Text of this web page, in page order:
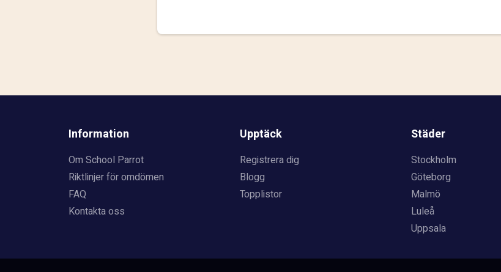
Information
Om School Parrot
Riktlinjer för omdömen
FAQ
Kontakta oss
Upptäck
Registrera dig
Blogg
Topplistor
Städer
Stockholm
Göteborg
Malmö
Luleå
Uppsala